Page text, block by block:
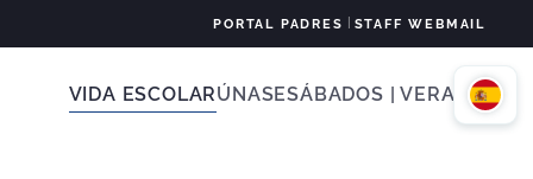
PORTAL PADRES STAFF WEBMAIL
VIDA ESCOLARÚNASESÁBADOS | VERANO